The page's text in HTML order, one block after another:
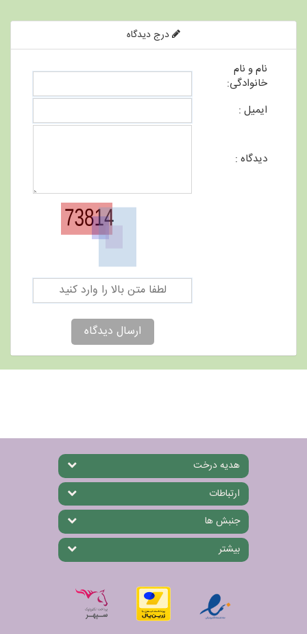
درج دیدگاه
نام و نام
خانوادگی:
ایمیل :
دیدگاه :
ارسال دیدگاه
هدیه درخت
ارتباطات
جنبش ها
بیشتر